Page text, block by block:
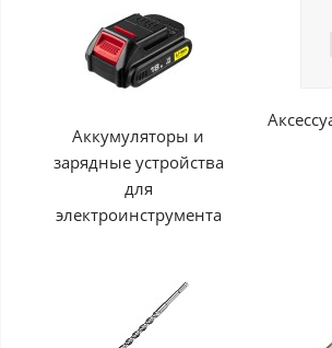
Аккумуляторы и
зарядные устройства
для
электроинструмента